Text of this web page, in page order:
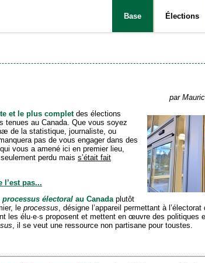
Base Élections
par
et le plus completdes élections
tenues au Canada. Que vous soyez
de la statistique, journaliste, ou
pas de vous engager dans des
vous a amené ici en premier lieu,
perdu mais s’était fait
l’est pas...
processus électoral au Canada plutôt
le processus , désigne l’appareil permettant à
les élu·e·s proposent et mettent en œuvre des politiques
, il se veut une ressource non partisane pour toustes.